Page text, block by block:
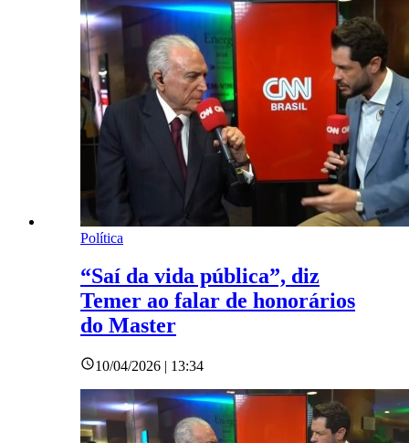
Política
“Saí da vida pública”, diz
Temer ao falar de honorários
do Master
10/04/2026 | 13:34